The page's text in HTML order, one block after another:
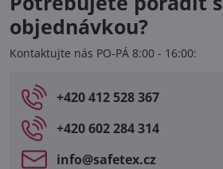
objednávkou?
Kontaktujte nás PO-PÁ 8:00 - 16:00:
+420 412 528 367
+420 602 284 314
info​@safetex​.cz